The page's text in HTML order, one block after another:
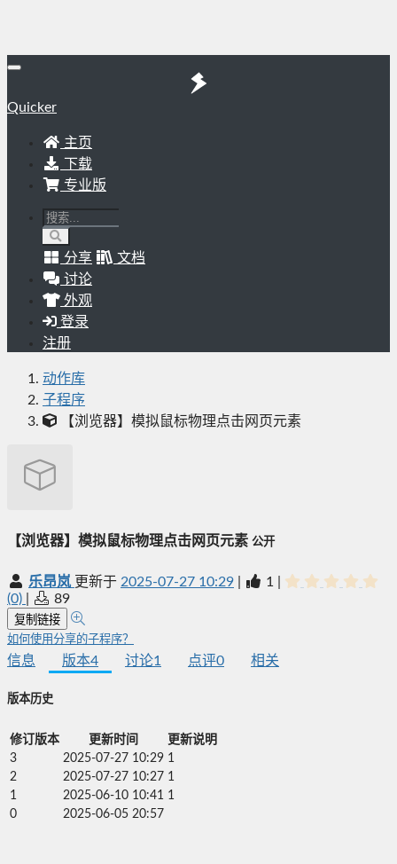
Quicker
主页
下载
专业版
分享
文档
讨论
外观
登录
注册
动作库
子程序
【浏览器】模拟鼠标物理点击网页元素
【浏览器】模拟鼠标物理点击网页元素 公开
乐昂岚 更新于 2025-07-27 10:29 1
(0)
89
复制链接
如何使用分享的子程序？
信息 版本4 讨论1 点评0 相关
版本历史
修订版本 更新时间
更新说明
3
2025-07-27 10:29 1
2
2025-07-27 10:27 1
1
2025-06-10 10:41 1
0
2025-06-05 20:57